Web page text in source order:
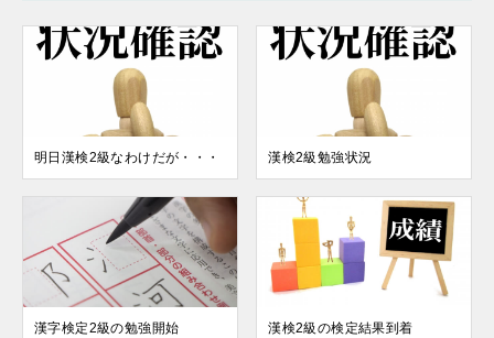
明日漢検2級なわけだが・・・ 漢検2級勉強状況
漢字検定2級の勉強開始 漢検2級の検定結果到着